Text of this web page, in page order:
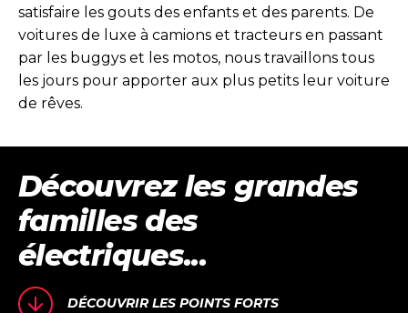
satisfaire les gouts des enfants et des parents. De
voitures de luxe à camions et tracteurs en passant
par les buggys et les motos, nous travaillons tous
les jours pour apporter aux plus petits leur voiture
de rêves.
Découvrez les grandes
familles des
électriques...
DÉCOUVRIR LES POINTS FORTS